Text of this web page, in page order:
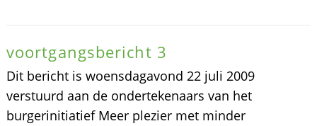
voortgangsbericht 3
Dit bericht is woensdagavond 22 juli 2009
verstuurd aan de ondertekenaars van het
burgerinitiatief Meer plezier met minder